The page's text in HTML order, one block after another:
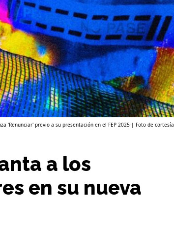
'Renunciar' previo a su presentación en el FEP 2025 | Foto de cortesía
a los
en su nueva